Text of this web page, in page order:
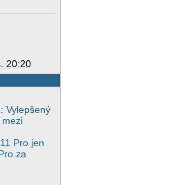
20:20
Vylepšený
Pro jen
za